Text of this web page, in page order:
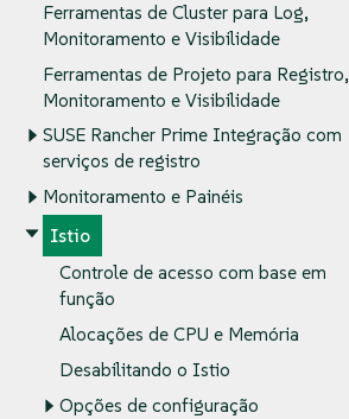
Ferramentas de Cluster para Log,
Monitoramento e Visibilidade
Ferramentas de Projeto para Registro,
Monitoramento e Visibilidade
SUSE Rancher Prime Integração com
serviços de registro
Monitoramento e Painéis
Istio
Controle de acesso com base em
função
Alocações de CPU e Memória
Desabilitando o Istio
Opções de configuração